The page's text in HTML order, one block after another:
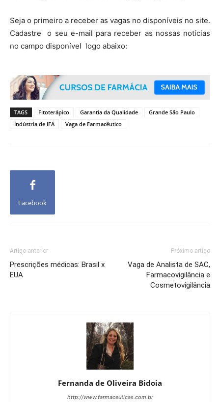
Seja o primeiro a receber as vagas no disponíveis no site.
Cadastre o seu e-mail para receber as nossas notícias
no campo disponível logo abaixo:
TAGS Fitoterápico Garantia da Qualidade
Grande São Paulo
Indústria de IFA
Vaga de Farmacêutico
Facebook
Artigo anterior
Prescrições médicas: Brasil x
EUA
Próximo artigo
Vaga de Analista de SAC,
Farmacovigilância e
Cosmetovigilância
Fernanda de Oliveira Bidoia
http://www.farmaceuticas.com.br